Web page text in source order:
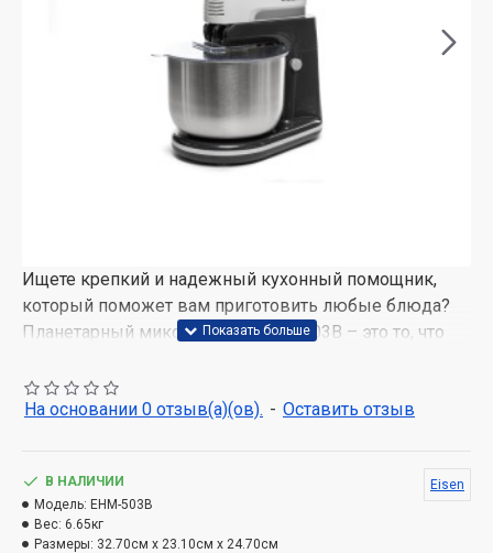
Ищете крепкий и надежный кухонный помощник,
который поможет вам приготовить любые блюда?
Планетарный миксер EISEN EHM-503B – это то, что
Прочный и надежный
материалов, обеспечивающих его долговечность.
Миксер обладает мощностью 450 Вт, что позволяет
ему легко справиться с любыми задачами.
На основании 0 отзыв(а)(ов). - Оставить отзыв
В НАЛИЧИИ
Модель: EHM-503B
Вес: 6.65кг
Размеры: 32.70см x 23.10см x 24.70см
Eisen